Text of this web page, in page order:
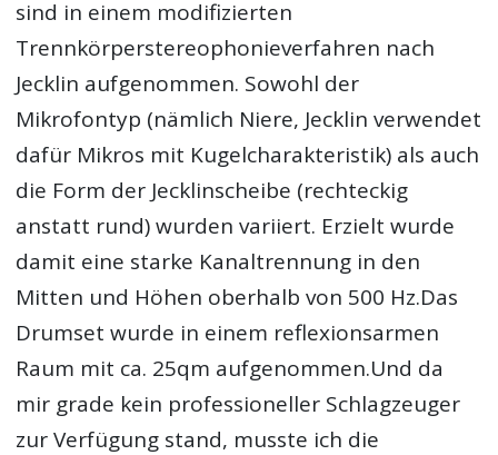
sind in einem modifizierten
Trennkörperstereophonieverfahren nach
Jecklin aufgenommen. Sowohl der
Mikrofontyp (nämlich Niere, Jecklin verwendet
dafür Mikros mit Kugelcharakteristik) als auch
die Form der Jecklinscheibe (rechteckig
anstatt rund) wurden variiert. Erzielt wurde
damit eine starke Kanaltrennung in den
Mitten und Höhen oberhalb von 500 Hz.Das
Drumset wurde in einem reflexionsarmen
Raum mit ca. 25qm aufgenommen.Und da
mir grade kein professioneller Schlagzeuger
zur Verfügung stand, musste ich die